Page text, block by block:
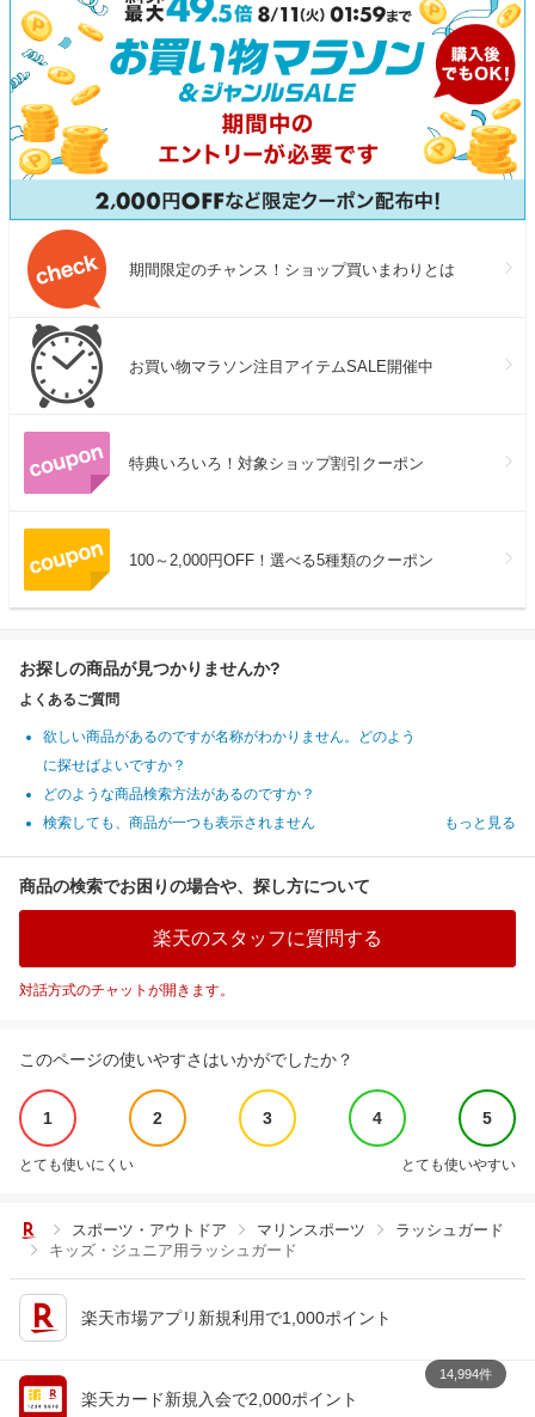
期間限定のチャンス！ショップ買いまわりとは
お買い物マラソン注目アイテムSALE開催中
特典いろいろ！対象ショップ割引クーポン
100～2,000円OFF！選べる5種類のクーポン
お探しの商品が見つかりませんか?
よくあるご質問
欲しい商品があるのですが名称がわかりません。どのよう
に探せばよいですか？
どのような商品検索方法があるのですか？
検索しても、商品が一つも表示されません
もっと見る
商品の検索でお困りの場合や、探し方について
楽天のスタッフに質問する
対話方式のチャットが開きます。
このページの使いやすさはいかがでしたか？
1 2 3 4 5
とても使いにくい とても使いやすい
スポーツ・アウトドア マリンスポーツ
ラッシュガード
キッズ・ジュニア用ラッシュガード
楽天市場アプリ新規利用で1,000ポイント
楽天カード新規入会で2,000ポイント
14,994件